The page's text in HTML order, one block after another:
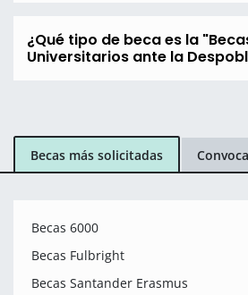
¿Qué tipo de beca es la
Universitarios ante la
Becas más solicitadas
Becas 6000
Becas Fulbright
Becas Santander Erasmus